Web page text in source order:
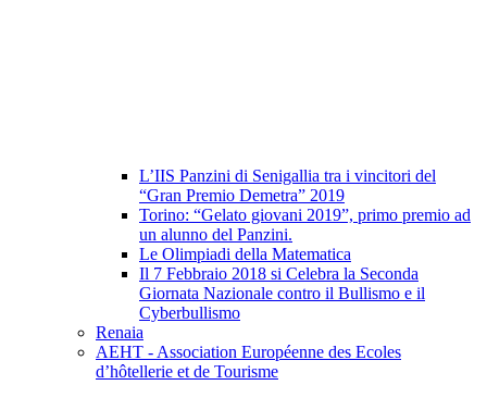
L’IIS Panzini di Senigallia tra i vincitori del
“Gran Premio Demetra” 2019
Torino: “Gelato giovani 2019”, primo premio ad
un alunno del Panzini.
Le Olimpiadi della Matematica
Il 7 Febbraio 2018 si Celebra la Seconda
Giornata Nazionale contro il Bullismo e il
Cyberbullismo
Renaia
AEHT - Association Européenne des Ecoles
d’hôtellerie et de Tourisme